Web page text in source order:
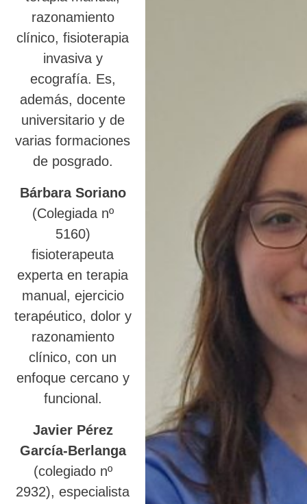
razonamiento
clínico, fisioterapia
invasiva y
ecografía. Es,
además, docente
universitario y de
varias formaciones
de posgrado.
Bárbara Soriano
(Colegiada nº
5160)
fisioterapeuta
experta en terapia
manual, ejercicio
terapéutico, dolor y
razonamiento
clínico, con un
enfoque cercano y
funcional.
Javier Pérez
García-Berlanga
(colegiado nº
2932), especialista